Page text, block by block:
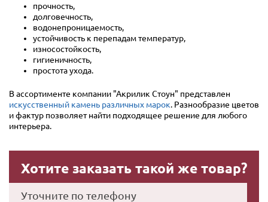
прочность,
долговечность,
водонепроницаемость,
устойчивость к перепадам температур,
износостойкость,
гигиеничность,
простота ухода.
В ассортименте компании "Акрилик Стоун" представлен
искусственный камень различных марок. Разнообразие цветов
и фактур позволяет найти подходящее решение для любого
интерьера.
Хотите заказать такой же товар?
Уточните по телефону